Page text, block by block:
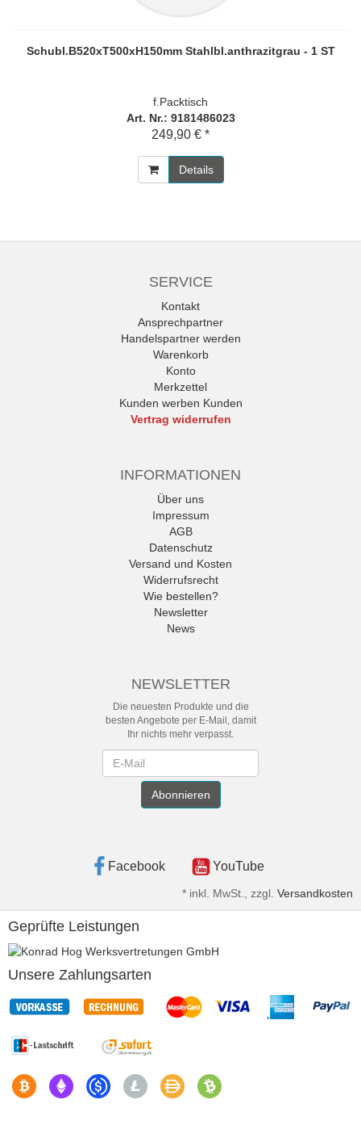
Schubl.B520xT500xH150mm Stahlbl.anthrazitgrau - 1 ST
f.Packtisch
Art. Nr.: 9181486023
249,90 € *
Details
SERVICE
Kontakt
Ansprechpartner
Handelspartner werden
Warenkorb
Konto
Merkzettel
Kunden werben Kunden
Vertrag widerrufen
INFORMATIONEN
Über uns
Impressum
AGB
Datenschutz
Versand und Kosten
Widerrufsrecht
Wie bestellen?
Newsletter
News
NEWSLETTER
Die neuesten Produkte und die
besten Angebote per E-Mail, damit
Ihr nichts mehr verpasst.
Abonnieren
Facebook YouTube
* inkl. MwSt., zzgl. Versandkosten
Geprüfte Leistungen
Unsere Zahlungsarten